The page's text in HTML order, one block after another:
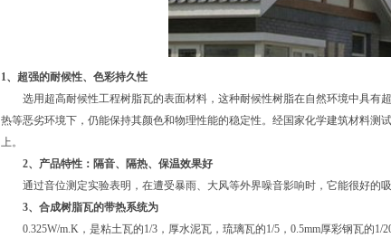
1、超强的耐候性、色彩持久性
选用超高耐候性工程树脂瓦的表面材料，这种耐候性树脂在自然环境中具有
热等恶劣环境下，仍能保持其颜色和物理性能的稳定性。经国家化学建筑材料测
上。
2、产品特性：隔音、隔热、保温效果好
通过音位测定实验表明，在遭受暴雨、大风等外界噪音影响时，它能很好的吸
3、合成树脂瓦的带热系统为
0.325W/m.K，是粘土瓦的1/3，厚水泥瓦，琉璃瓦的1/5，0.5mm厚彩钢瓦的1/